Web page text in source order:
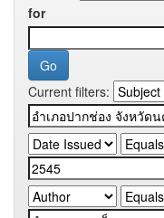
for
Current filters: